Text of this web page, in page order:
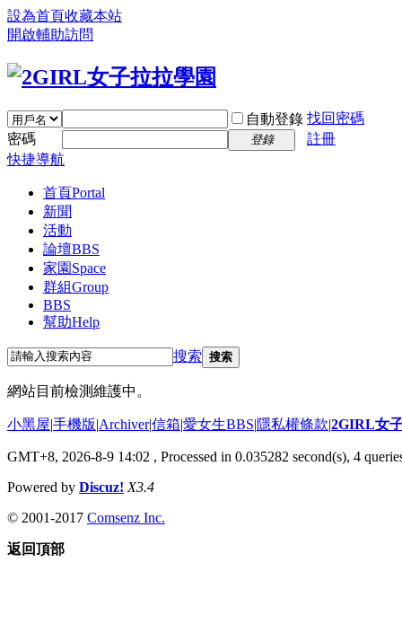
設為首頁收藏本站
開啟輔助訪問
自動登錄 找回密碼
密碼
登錄
註冊
快捷導航
首頁Portal
新聞
活動
論壇BBS
家園 Space
群組Group
BBS
幫助Help
搜索 搜索
網站目前檢測維護中。
小黑屋|手機版|Archiver|信箱|愛女生BBS|隱私權條款|2GIRL女
GMT+8, 2026-8-9 14:02 , Processed in 0.035282 second(s), 4
Powered by Discuz! X3.4
© 2001-2017 Comsenz Inc.
返回頂部